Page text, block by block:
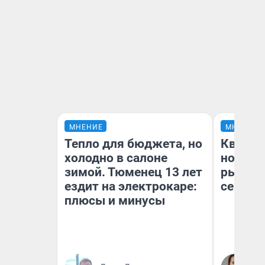
МНЕНИЕ
Тепло для бюджета, но
холодно в салоне
зимой. Тюменец 13 лет
ездит на электрокаре:
плюсы и минусы
МНЕНИЕ
но
рынок